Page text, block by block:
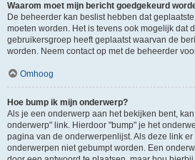
Waarom moet mijn bericht goedgekeurd
De beheerder kan beslist hebben dat
moeten worden. Het is tevens ook mogelijk dat
gebruikersgroep heeft geplaatst waarvan de
worden. Neem contact op met de beheerder
Omhoog
Hoe bump ik mijn onderwerp?
Als je een onderwerp aan het bekijken bent,
onderwerp" link. Hierdoor "bump" je het
pagina van de onderwerpenlijst. Als deze link er
onderwerpen niet gebumpt worden. Een